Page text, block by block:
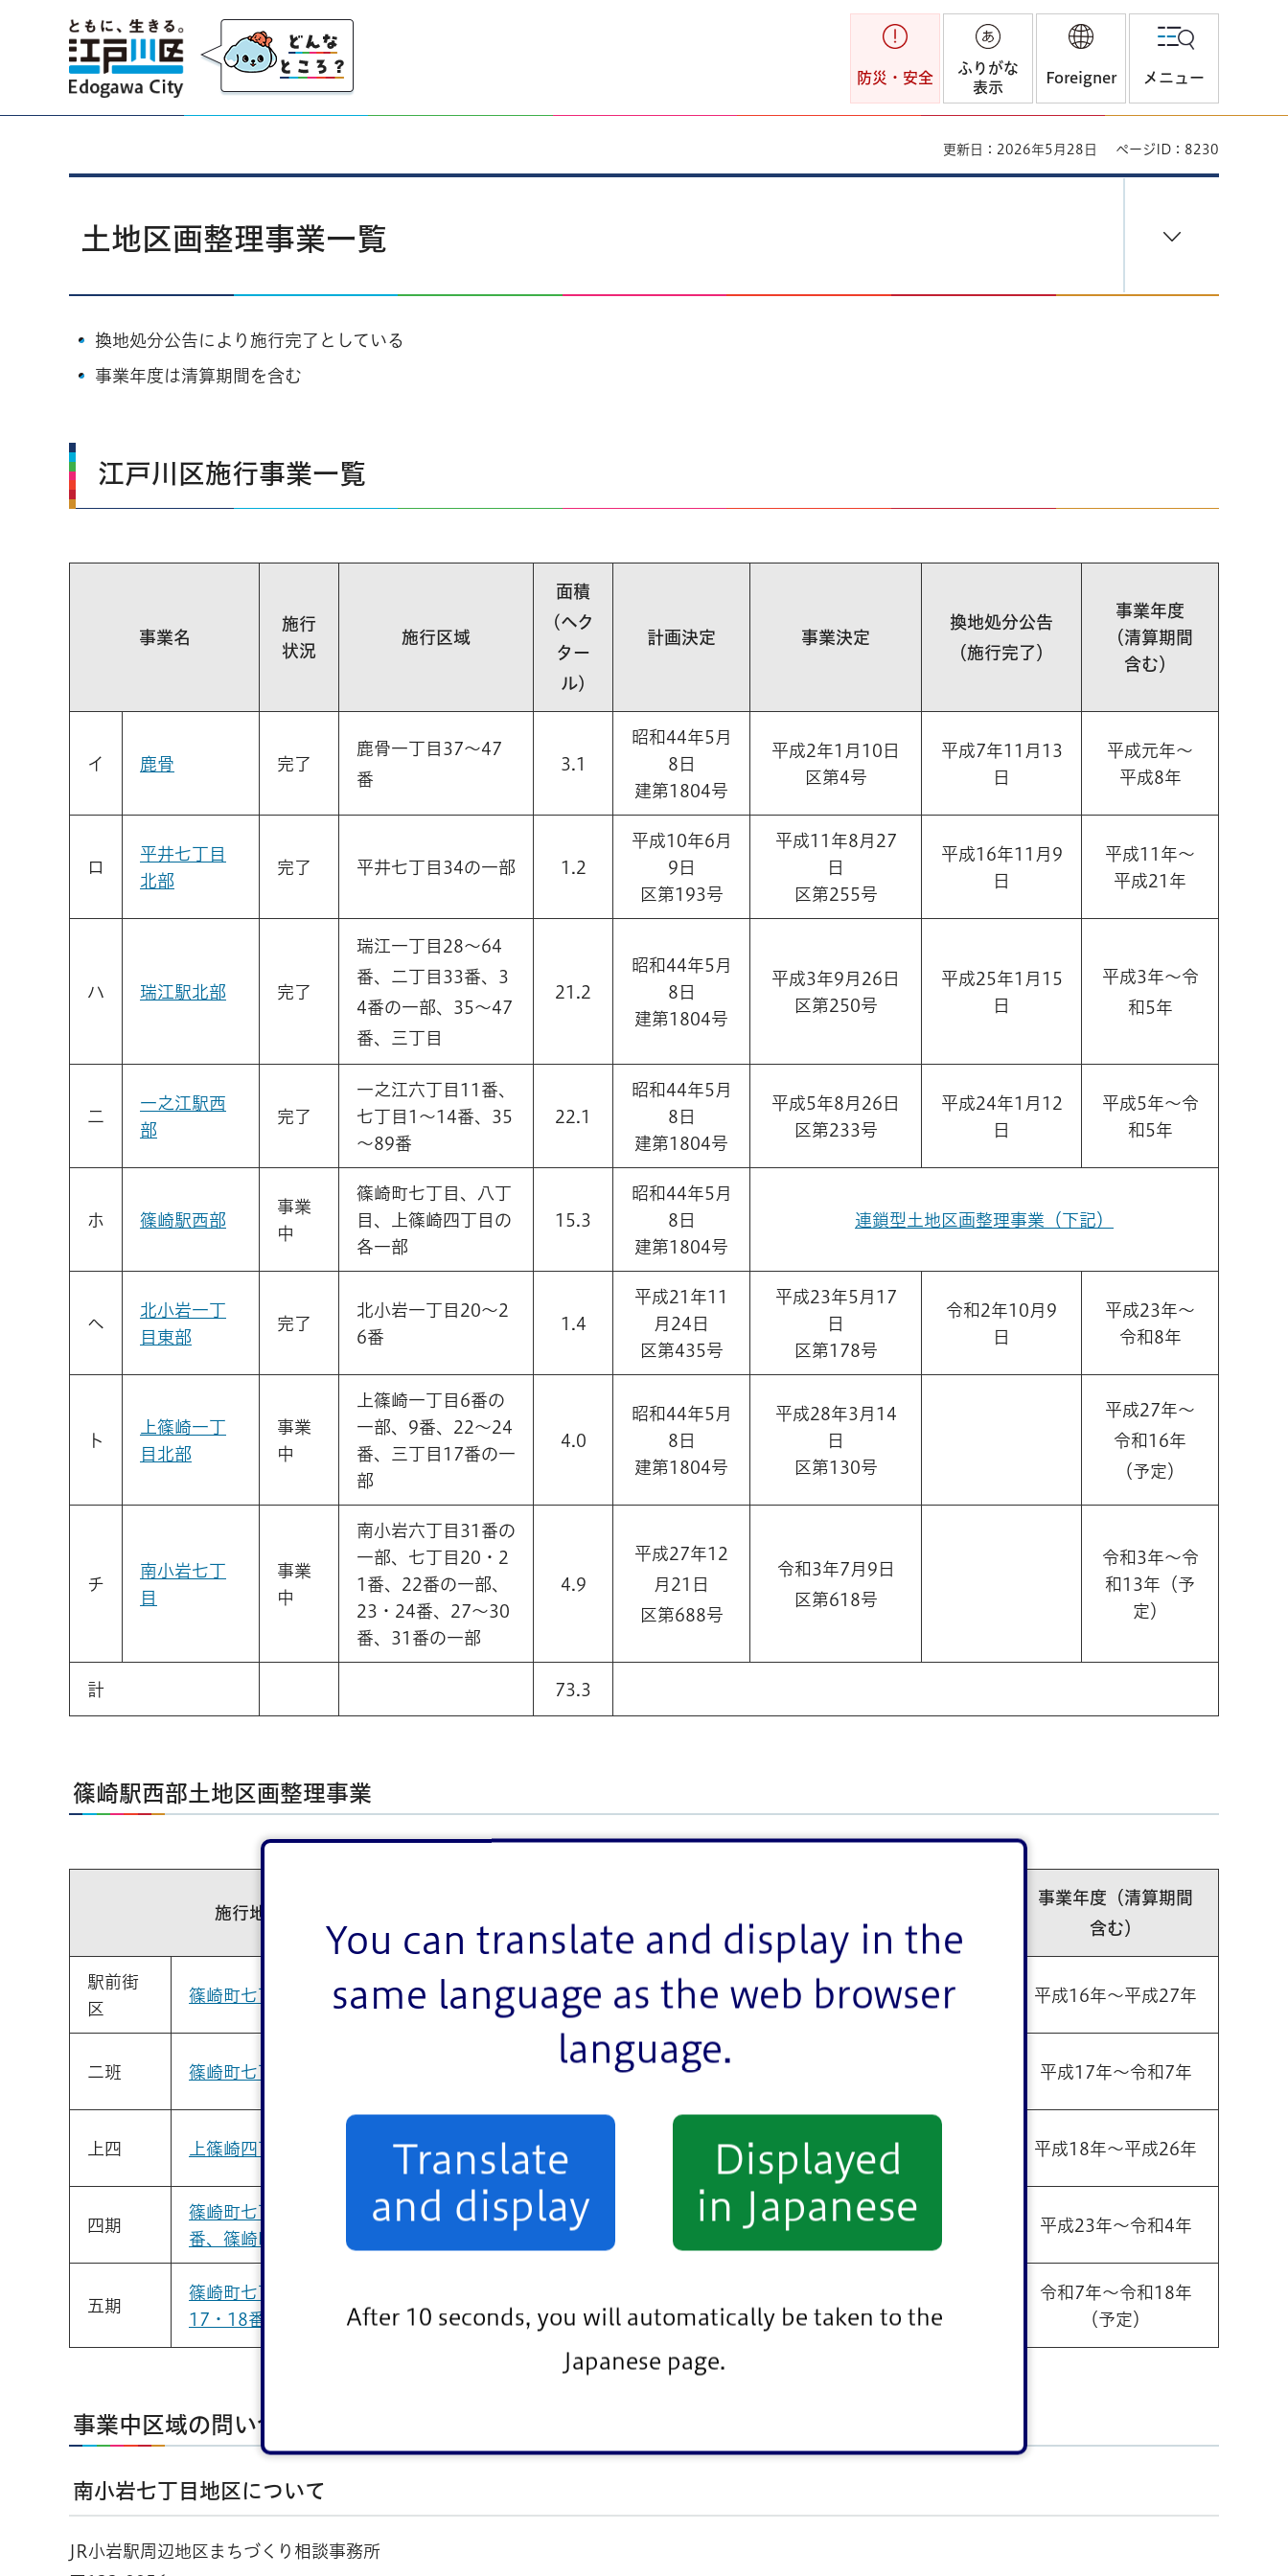
You can translate and display in the
same language as the web browser
language.
Translate
and display
Displayed
in Japanese
After 10 seconds, you will automatically be taken to the
Japanese page.
江戸川区
防災・安全
ふりがな
表示
Foreigner メニュー
更新日：2026年5月28日 ページID：8230
土地区画整理事業一覧
換地処分公告により施行完了としている
事業年度は清算期間を含む
江戸川区施行事業一覧
事業名
施行
状況
施行区域
面積
(ヘク
ター
ル)
計画決定 事業決定
換地処分公告
（施行完了）
事業年度
（清算期間
含む）
イ 鹿骨 完了
鹿骨一丁目37～47
番
3.1
昭和44年5月
8日
建第1804号
平成2年1月10日
区第4号
平成7年11月13
日
平成元年～
平成8年
ロ
平井七丁目
北部
完了 平井七丁目34の一部 1.2
平成10年6月
9日
区第193号
平成11年8月27
日
区第255号
平成16年11月9
日
平成11年～
平成21年
ハ 瑞江駅北部 完了
瑞江一丁目28～64
番、二丁目33番、3
4番の一部、35～47
番、三丁目
21.2
昭和44年5月
8日
建第1804号
平成3年9月26日
区第250号
平成25年1月15
日
平成3年～令
和5年
二
一之江駅西
部
完了
一之江六丁目11番、
七丁目1～14番、35
～89番
22.1
昭和44年5月
8日
建第1804号
平成5年8月26日
区第233号
平成24年1月12
日
平成5年～令
和5年
ホ 篠崎駅西部
事業
中
篠崎町七丁目、八丁
目、上篠崎四丁目の
各一部
15.3
昭和44年5月
8日
建第1804号
連鎖型土地区画整理事業（下記）
ヘ
北小岩一丁
目東部
完了
北小岩一丁目20～2
6番
1.4
平成21年11
月24日
区第435号
平成23年5月17
日
区第178号
令和2年10月9
日
平成23年～
令和8年
ト
上篠崎一丁
目北部
事業
中
上篠崎一丁目6番の
一部、9番、22～24
番、三丁目17番の一
部
4.0
昭和44年5月
8日
建第1804号
平成28年3月14
日
区第130号
平成27年～
令和16年
（予定）
チ
南小岩七丁
目
事業
中
南小岩六丁目31番の
一部、七丁目20・2
1番、22番の一部、
23・24番、27～30
番、31番の一部
4.9
平成27年12
月21日
区第688号
令和3年7月9日
区第618号
令和3年～令
和13年（予
定）
計 73.3
篠崎駅西部土地区画整理事業
施行地区
ール)
了）
事業年度（清算期間
含む）
駅前街
区
篠崎町七丁目20・21番 1.4
平成17年2月15日
区第50号
平成22年10月28日 平成16年～平成27年
二班 篠崎町七丁目4・5・8・9番
平成17年9月16日
平成17年～令和7年
上四 上篠崎四丁目22番 0.5 平成21年7月31日 平成18年～平成26年
四期
篠崎町七丁目2・3・10・11
番、篠崎町八丁目12番
5.1
平成23年4月1日
区第112号
平成29年10月6日 平成23年～令和4年
五期
篠崎町七丁目14・15・16・
17・18番及び19番の一部
4.3
区第199号
令和7年～令和18年
（予定）
事業中区域の問い合わせ先
南小岩七丁目地区について
JR小岩駅周辺地区まちづくり相談事務所